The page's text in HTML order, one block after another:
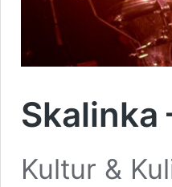
Skalinka
Kultur &